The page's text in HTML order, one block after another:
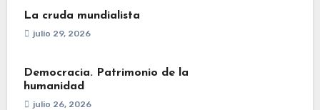
La cruda mundialista
julio 29, 2026
Democracia. Patrimonio de la
humanidad
julio 26, 2026